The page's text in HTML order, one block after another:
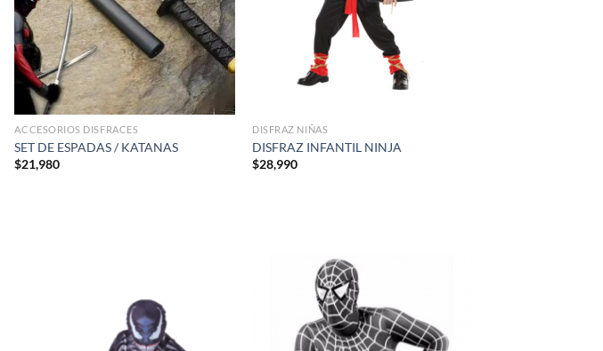
ACCESORIOS DISFRACES
SET DE ESPADAS / KATANAS
$21,980
DISFRAZ NIÑAS
DISFRAZ INFANTIL NINJA
$28,990